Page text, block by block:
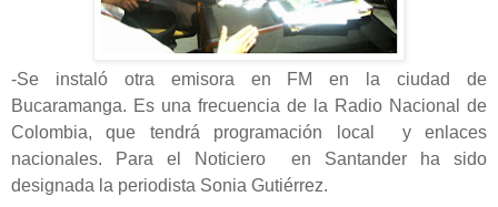
-Se instaló otra emisora en FM en la ciudad de
Bucaramanga. Es una frecuencia de la Radio Nacional de
Colombia, que tendrá programación local y enlaces
nacionales. Para el Noticiero en Santander ha sido
designada la periodista Sonia Gutiérrez.